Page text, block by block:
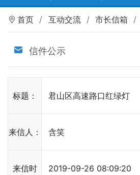
首页 互动交流 市长信箱
信件公示
标题： 君山区高速路口红绿灯
来信人： 含笑
来信时
2019-09-26 08:09:20